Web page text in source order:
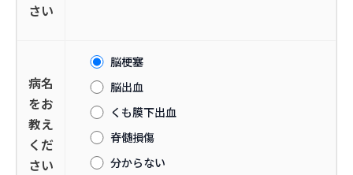
さい
病名
をお
教え
くだ
さい
脳梗塞
脳出血
くも膜下出血
脊髄損傷
分からない